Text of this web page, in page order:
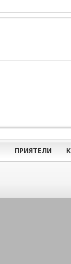
ПРИЯТЕЛИ